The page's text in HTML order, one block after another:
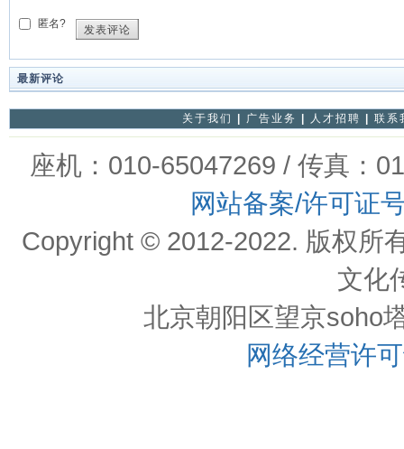
匿名?
发表评论
最新评论
关于我们 广告业务 人才招聘 联系
座机：010-65047269 / 传真：
网站备案/许可证
Copyright © 2012-2022. 版权所
文化
北京朝阳区望京soho
网络经营许